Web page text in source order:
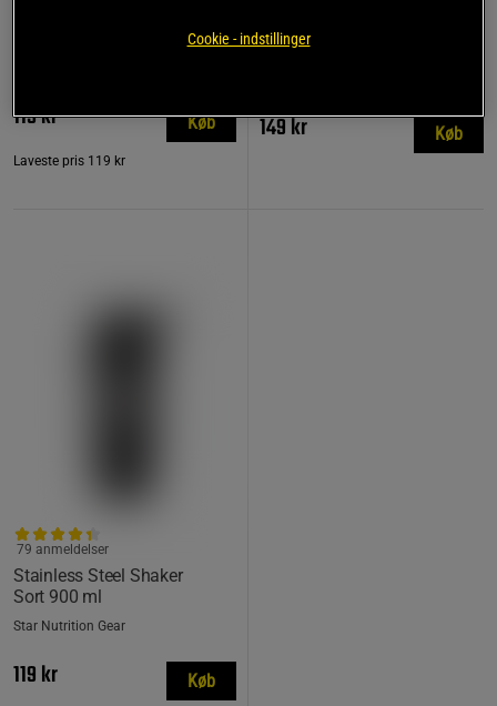
Kreatin monohydrat 500 g
119 kr
Laveste pris 119 kr
Køb 149 kr Køb
Stainless Steel Shaker
Sort 900 ml
79 anmeldelser
Star Nutrition Gear
119 kr Køb
Cookie - indstillinger